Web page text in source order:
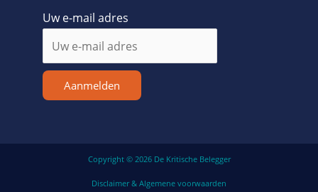
Uw e-mail adres
Aanmelden
Copyright © 2026 De Kritische Belegger
Disclaimer & Algemene voorwaarden